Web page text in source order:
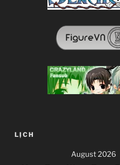
LỊCH
August 2026